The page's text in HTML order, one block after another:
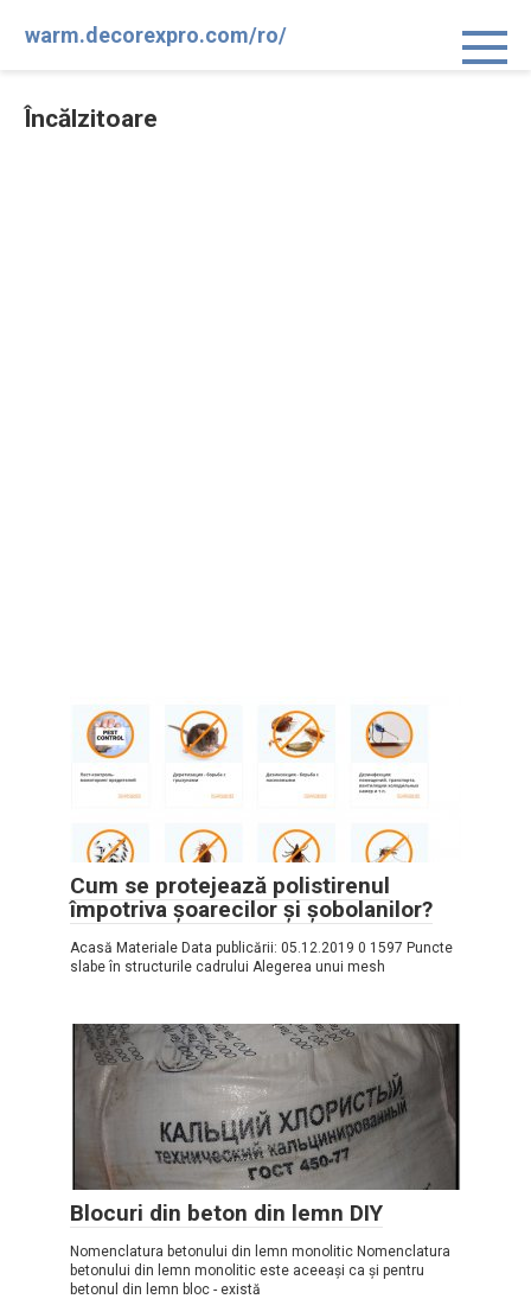
warm.decorexpro.com/ro/
Încălzitoare
Cum se protejează polistirenul
împotriva șoarecilor și șobolanilor?
Acasă Materiale Data publicării: 05.12.2019 0 1597 Puncte
slabe în structurile cadrului Alegerea unui mesh
Blocuri din beton din lemn DIY
Nomenclatura betonului din lemn monolitic Nomenclatura
betonului din lemn monolitic este aceeași ca și pentru
betonul din lemn bloc - există